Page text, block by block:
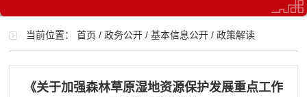
当前位置：首页 /政务公开 /基本信息公开 /政策解读
《关于加强森林草原湿地资源保护发展重点工作